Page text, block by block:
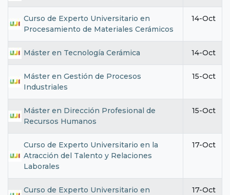
Curso de Experto Universitario en
Procesamiento de Materiales Cerámicos
14-Oct
Máster en Tecnología Cerámica 14-Oct
Máster en Gestión de Procesos
Industriales
15-Oct
Máster en Dirección Profesional de
Recursos Humanos
15-Oct
Curso de Experto Universitario en la
Atracción del Talento y Relaciones
Laborales
17-Oct
Curso de Experto Universitario en
17-Oct